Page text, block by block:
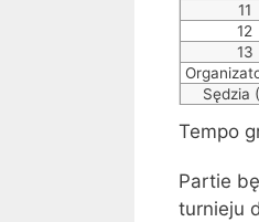
11
12
13
Sędzia
Tempo
Partie
turnieju